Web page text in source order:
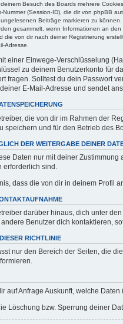
Besuch des Boards mehrere
Nummer (Session-ID), die dir von phpBB
Beiträge markieren zu können.
gesammelt, wenn Informationen an
die von dir nach deiner Registrierung
Adresse.
einer Einwege-Verschlüsselung
zu deinem Benutzerkonto für
fragen. Solltest du dein Passwort
E-Mail-Adresse und sendet
die von dir im Rahmen der
speichern und für den Betrieb des
DER WEITERGABE DEINER
Daten nur mit deiner
erforderlich sind.
dass die von dir in deinem Profil
darüber hinaus, dich unter
Benutzer dich kontaktieren,
RICHTLINIE
nur den Bereich der Seiten, die
auf Anfrage Auskunft, welche Daten
Löschung bzw. Sperrung deiner